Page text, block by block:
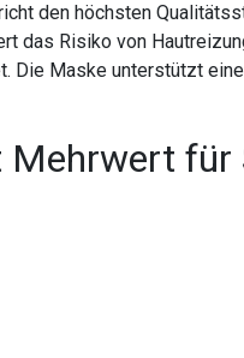
den höchsten
das Risiko von
Die Maske unterstützt
für